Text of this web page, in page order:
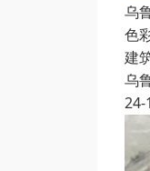
乌
色
建
乌
24-